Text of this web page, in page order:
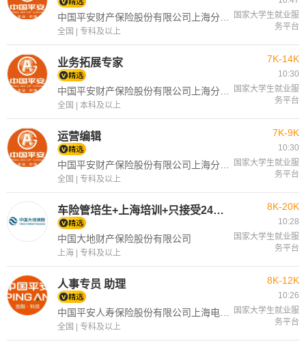
全国 | 专科及以上
国家大学生就业服
务平台
业务拓展专家
全国 | 本科及以上
7K-14K
10:30
国家大学生就业服
务平台
运营编辑
全国 | 专科及以上
7K-9K
10:30
国家大学生就业服
务平台
车险管培生+上海培训+只接受24—26届学生
中国大地财产保险股份有限公司
上海 | 专科及以上
8K-20K
10:28
国家大学生就业服
务平台
人事专员 助理
全国 | 专科及以上
8K-12K
10:26
国家大学生就业服
务平台